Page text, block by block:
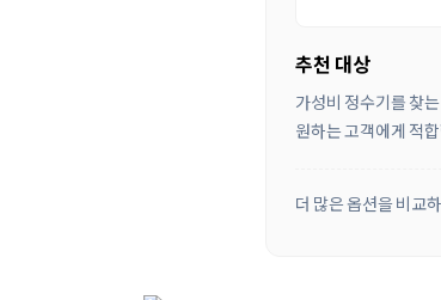
추천 대상
가성비 정수기를 찾
원하는 고객에게 적
더 많은 옵션을 비교